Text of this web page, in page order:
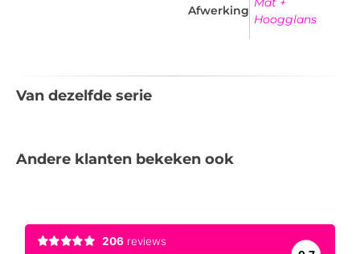
Afwerking
Hoogglans
Van dezelfde serie
Andere klanten bekeken ook